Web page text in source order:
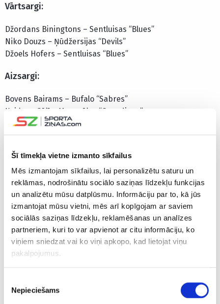
Šī tīmekļa vietne izmanto sīkfailus
Mēs izmantojam sīkfailus, lai personalizētu saturu un
reklāmas, nodrošinātu sociālo saziņas līdzekļu funkcijas
un analizētu mūsu datplūsmu. Informāciju par to, kā jūs
izmantojat mūsu vietni, mēs arī kopīgojam ar saviem
sociālās saziņas līdzekļu, reklamēšanas un analīzes
partneriem, kuri to var apvienot ar citu informāciju, ko
viņiem sniedzat vai ko viņi apkopo, kad lietojat viņu
pakalpojumus.
izvēle
Nepieciešams
Vārtsargi:
Džordans Biningtons – Sentluisas “Blues”
Niko Douzs – Ņūdžersijas “Devils”
Džoels Hofers – Sentluisas “Blues”
Aizsargi:
Bovens Bairams – Bufalo “Sabres”
Keidens Gūlī – Monreālas “Canadiens”
Džeimijs Oleksjaks – Sietlas “Kraken”
Koltons Pereiko – Sentluisas “Blues”
Deimons Sīversons – Kolumbusas “Blue Jackets”
Olens Zelvegers – Anaheimas “Ducks”
Uzbrucēji:
Konors Bedārds – Čikāgas “Blackhawks”
Maikls Bantings – Pitsburgas “Penguins”
Maklins Selebrīni – “Boston University”, NCAA
Dilans Kozenss – Bufalo “Sabres”
Dilans Genters – Arizonas “Coyotes”